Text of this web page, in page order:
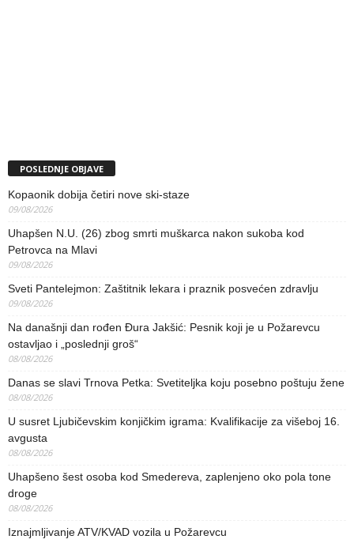
POSLEDNJE OBJAVE
Kopaonik dobija četiri nove ski-staze
09/08/2026
Uhapšen N.U. (26) zbog smrti muškarca nakon sukoba kod
Petrovca na Mlavi
09/08/2026
Sveti Pantelejmon: Zaštitnik lekara i praznik posvećen zdravlju
09/08/2026
Na današnji dan rođen Đura Jakšić: Pesnik koji je u Požarevcu
ostavljao i „poslednji groš“
08/08/2026
Danas se slavi Trnova Petka: Svetiteljka koju posebno poštuju žene
08/08/2026
U susret Ljubičevskim konjičkim igrama: Kvalifikacije za višeboj 16.
avgusta
08/08/2026
Uhapšeno šest osoba kod Smedereva, zaplenjeno oko pola tone
droge
08/08/2026
Iznajmljivanje ATV/KVAD vozila u Požarevcu